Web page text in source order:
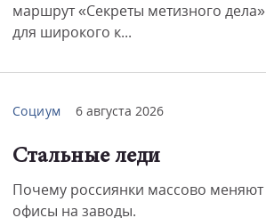
маршрут «Секреты метизного дела»
для широкого к...
Социум 6 августа 2026
Стальные леди
Почему россиянки массово меняют
офисы на заводы.